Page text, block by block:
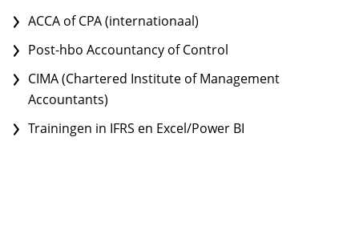
ACCA of CPA (internationaal)
Post-hbo Accountancy of Control
CIMA (Chartered Institute of Management
Accountants)
Trainingen in IFRS en Excel/Power BI